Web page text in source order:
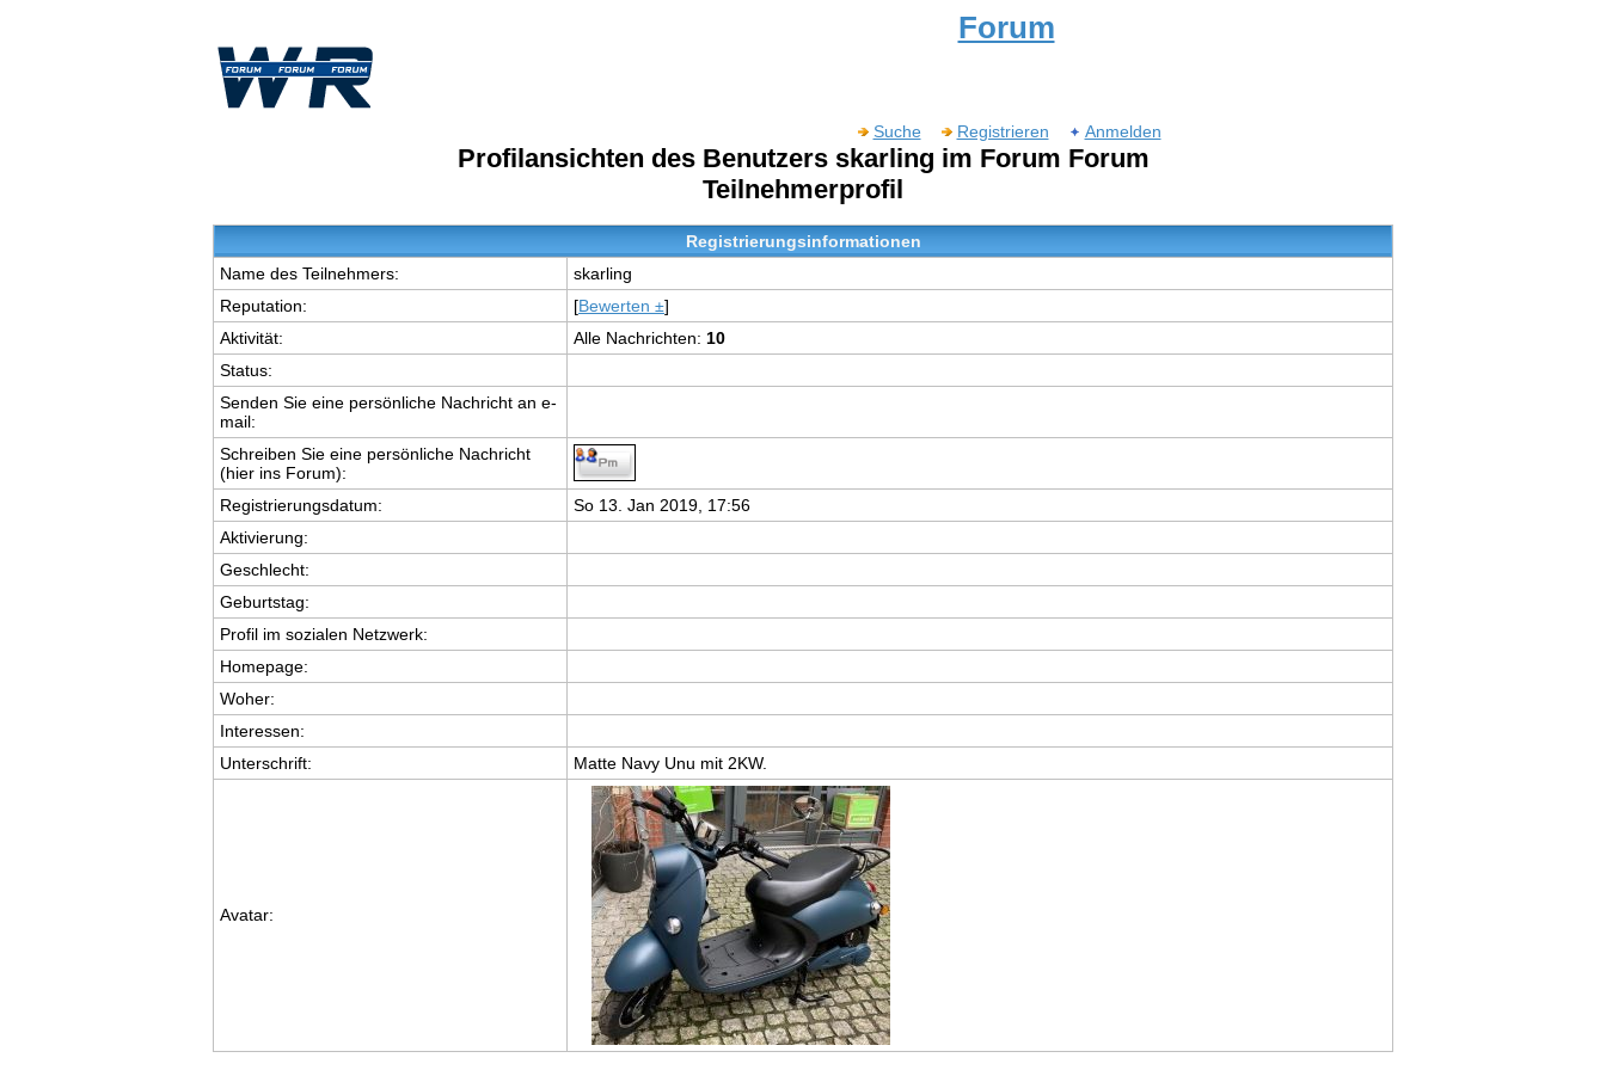
Forum
Suche Registrieren Anmelden
Profilansichten des Benutzers skarling im Forum Forum
Teilnehmerprofil
Registrierungsinformationen
Name des Teilnehmers:
skarling
Reputation:
[Bewerten ±]
Aktivität:
Alle Nachrichten: 10
Status:
Senden Sie eine persönliche Nachricht an e-
mail:
Schreiben Sie eine persönliche Nachricht
(hier ins Forum):
Registrierungsdatum:
So 13. Jan 2019, 17:56
Aktivierung:
Geschlecht:
Geburtstag:
Profil im sozialen Netzwerk:
Homepage:
Woher:
Interessen:
Unterschrift:
Matte Navy Unu mit 2KW.
Avatar: